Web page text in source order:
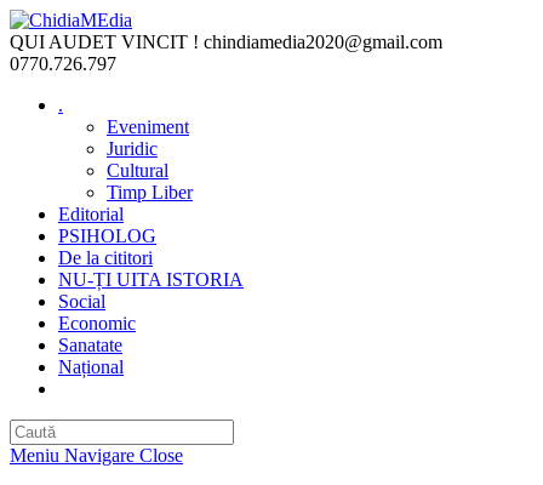
Skip
to
content
QUI AUDET VINCIT ! chindiamedia2020@gmail.com
0770.726.797
.
Eveniment
Juridic
Cultural
Timp Liber
Editorial
PSIHOLOG
De la cititori
NU-ȚI UITA ISTORIA
Social
Economic
Sanatate
Național
Meniu Navigare Close